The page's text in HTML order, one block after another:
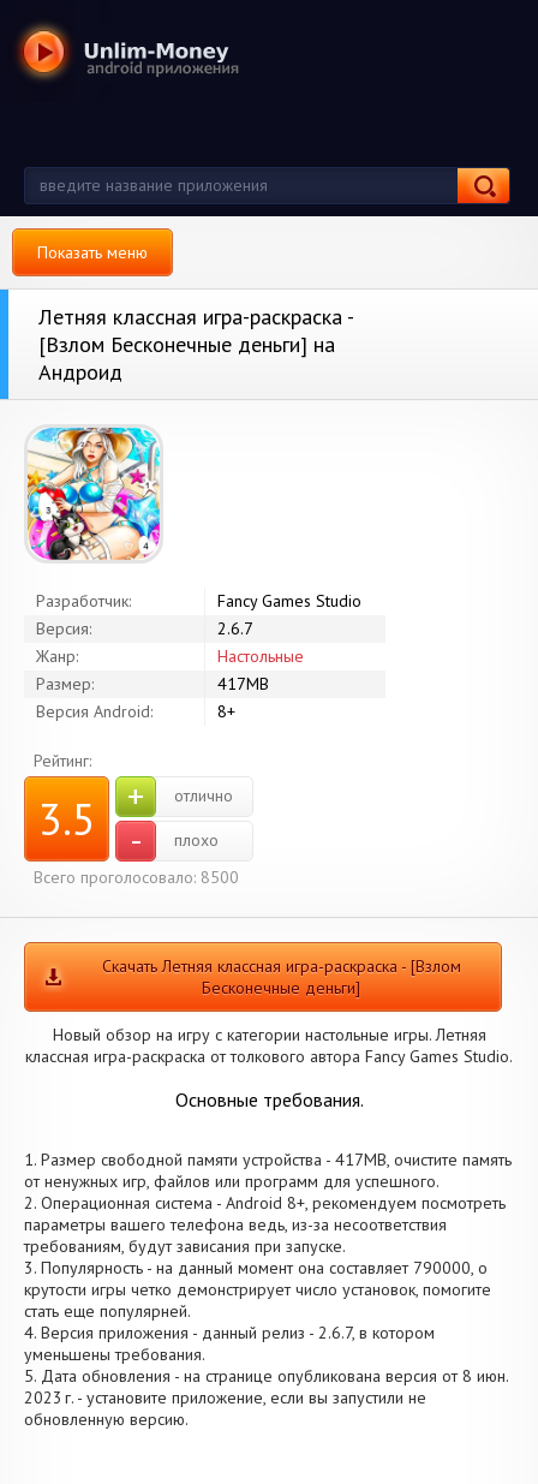
Показать меню
Летняя классная игра-раскраска -
[Взлом Бесконечные деньги] на
Андроид
Разработчик:
Fancy Games Studio
Версия:
2.6.7
Жанр:
Настольные
Размер:
417MB
Версия Android:
8+
Рейтинг:
3.5 + отлично
-
плохо
Всего проголосовало: 8500
Скачать Летняя классная игра-раскраска - [Взлом
Бесконечные деньги]
Новый обзор на игру с категории настольные игры. Летняя
классная игра-раскраска от толкового автора Fancy Games Studio.
Основные требования.
1. Размер свободной памяти устройства - 417MB, очистите память
от ненужных игр, файлов или программ для успешного.
2. Операционная система - Android 8+, рекомендуем посмотреть
параметры вашего телефона ведь, из-за несоответствия
требованиям, будут зависания при запуске.
3. Популярность - на данный момент она составляет 790000, о
крутости игры четко демонстрирует число установок, помогите
стать еще популярней.
4. Версия приложения - данный релиз - 2.6.7, в котором
уменьшены требования.
5. Дата обновления - на странице опубликована версия от 8 июн.
2023 г. - установите приложение, если вы запустили не
обновленную версию.